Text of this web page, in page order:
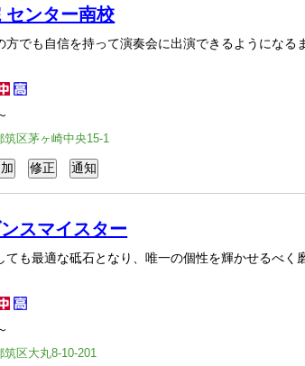
センター南校
方でも自信を持って演奏会に出演できるようになる
筑区茅ヶ崎中央15-1
スマイスター
ても最適な砥石となり、唯一の個性を輝かせるべく
区大丸8-10-201